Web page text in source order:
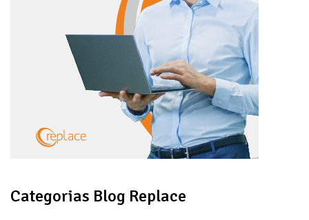
Categorias Blog Replace